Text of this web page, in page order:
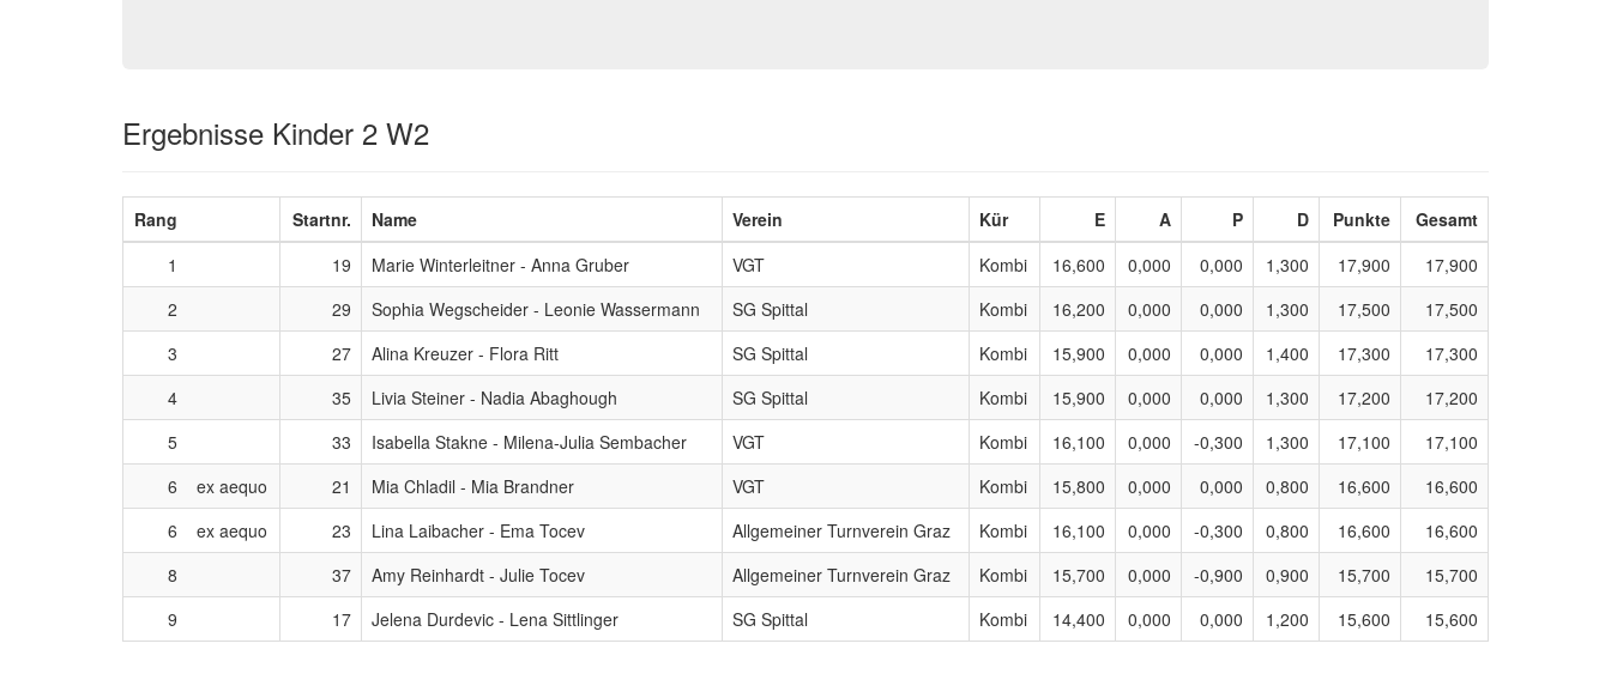
Ergebnisse Kinder 2 W2
Rang Startnr. Name Verein Kür E A P D Punkte
Gesamt
1
19 Marie Winterleitner - Anna Gruber VGT Kombi 16,600 0,000 0,000 1,300 17,900
17,900
2
29 Sophia Wegscheider - Leonie Wassermann SG Spittal Kombi 16,200 0,000 0,000 1,300 17,500
17,500
3
27 Alina Kreuzer - Flora Ritt SG Spittal Kombi 15,900 0,000 0,000 1,400 17,300
17,300
4
35 Livia Steiner - Nadia Abaghough SG Spittal Kombi 15,900 0,000 0,000 1,300 17,200
17,200
5
33 Isabella Stakne - Milena-Julia Sembacher VGT Kombi 16,100 0,000 -0,300 1,300 17,100
17,100
6
ex aequo 21 Mia Chladil - Mia Brandner VGT Kombi 15,800 0,000 0,000 0,800 16,600
16,600
6
ex aequo 23 Lina Laibacher - Ema Tocev Allgemeiner Turnverein Graz Kombi 16,100 0,000 -0,300 0,800 16,600
16,600
8
37 Amy Reinhardt - Julie Tocev Allgemeiner Turnverein Graz Kombi 15,700 0,000 -0,900 0,900 15,700
15,700
9
17 Jelena Durdevic - Lena Sittlinger SG Spittal Kombi 14,400 0,000 0,000 1,200 15,600 15,600